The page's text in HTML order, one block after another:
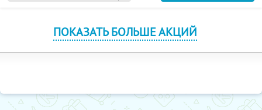
ПОКАЗАТЬ БОЛЬШЕ АКЦИЙ